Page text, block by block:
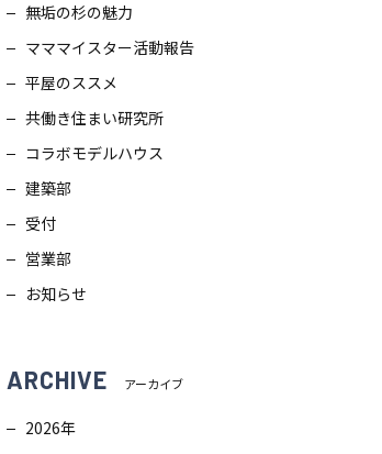
ZEH普及目標
ソーシャルメディアポリシー
サイトマップ
無垢の杉の魅力
マママイスター活動報告
平屋のススメ
共働き住まい研究所
コラボモデルハウス
建築部
受付
営業部
お知らせ
ARCHIVE アーカイブ
2026年